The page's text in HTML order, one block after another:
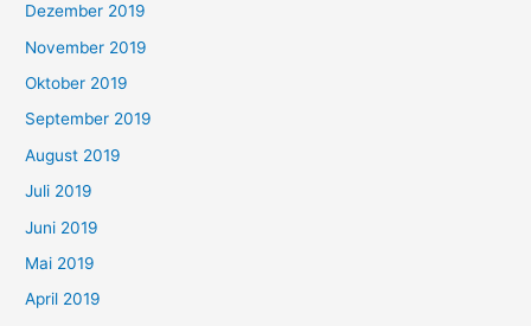
Dezember 2019
November 2019
Oktober 2019
September 2019
August 2019
Juli 2019
Juni 2019
Mai 2019
April 2019